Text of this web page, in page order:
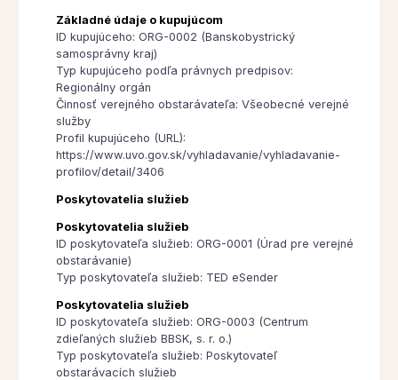
Základné údaje o kupujúcom
ID kupujúceho: ORG-0002 (Banskobystrický
samosprávny kraj)
Typ kupujúceho podľa právnych predpisov:
Regionálny orgán
Činnosť verejného obstarávateľa: Všeobecné verejné
služby
Profil kupujúceho (URL):
https://www.uvo.gov.sk/vyhladavanie/vyhladavanie-
profilov/detail/3406
Poskytovatelia služieb
Poskytovatelia služieb
ID poskytovateľa služieb: ORG-0001 (Úrad pre verejné
obstarávanie)
Typ poskytovateľa služieb: TED eSender
Poskytovatelia služieb
ID poskytovateľa služieb: ORG-0003 (Centrum
zdieľaných služieb BBSK, s. r. o.)
Typ poskytovateľa služieb: Poskytovateľ
obstarávacích služieb